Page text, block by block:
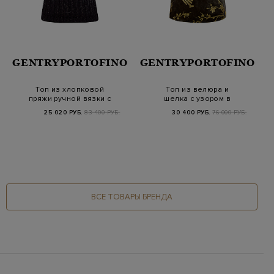
GENTRYPORTOFINO
Топ из хлопковой
пряжи ручной вязки с
25 020 РУБ. 83 400 РУБ.
GENTRYPORTOFINO
Топ из велюра и
шелка с узором в
30 400 РУБ. 76 000 РУБ.
ВСЕ ТОВАРЫ БРЕНДА